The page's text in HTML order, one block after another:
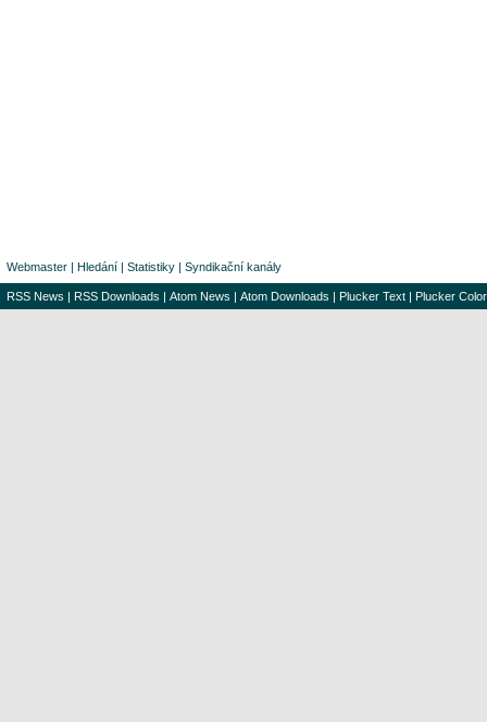
Webmaster | Hledání | Statistiky | Syndikační kanály
RSS News | RSS Downloads | Atom News | Atom Downloads | Plucker Text | Plucker Color